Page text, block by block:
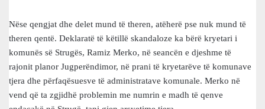
Nëse qengjat dhe delet mund të theren, atëherë pse nuk mund të
theren qentë. Deklaratë të këtillë skandaloze ka bërë kryetari i
komunës së Strugës, Ramiz Merko, në seancën e djeshme të
rajonit planor Jugperëndimor, në prani të kryetarëve të komunave
tjera dhe përfaqësuesve të administratave komunale. Merko në
vend që ta zgjidhë problemin me numrin e madh të qenve